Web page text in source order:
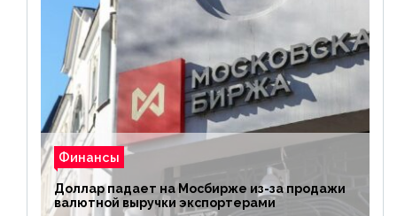
Финансы
Доллар падает на Мосбирже из-за продажи
валютной выручки экспортерами